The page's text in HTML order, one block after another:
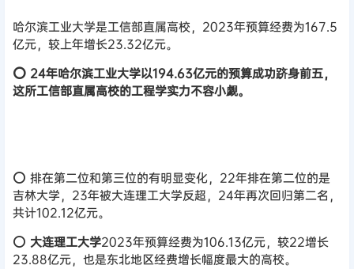
哈尔滨工业大学是工信部直属高校，2023年预算经费为167.5
亿元，较上年增长23.32亿元。
⭕ 24年哈尔滨工业大学以194.63亿元的预算成功跻身前五，
这所工信部直属高校的工程学实力不容小觑。
⭕ 排在第二位和第三位的有明显变化，22年排在第二位的是
吉林大学，23年被大连理工大学反超，24年再次回归第二名，
共计102.12亿元。
⭕ 大连理工大学2023年预算经费为106.13亿元，较22增长
23.88亿元，也是东北地区经费增长幅度最大的高校。